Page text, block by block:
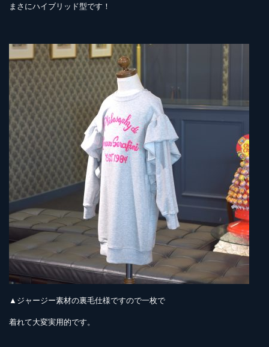
まさにハイブリッド型です！
▲ジャージー素材の裏毛仕様ですので一枚で
着れて大変実用的です。